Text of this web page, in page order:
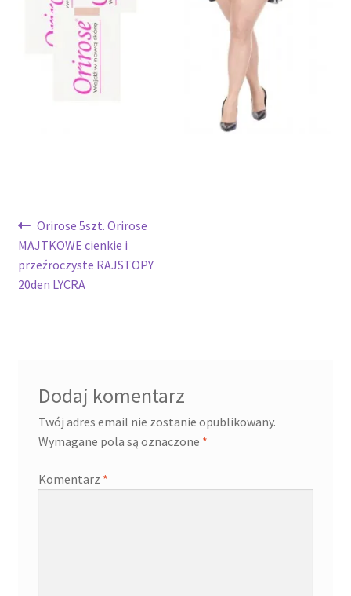
potomne
Nawigacja
wpisu
Poprzedni
wpis:
Orirose 5szt. Orirose
MAJTKOWE cienkie i
przeźroczyste RAJSTOPY
20den LYCRA
Dodaj komentarz
Twój adres email nie zostanie opublikowany.
Wymagane pola są oznaczone *
Komentarz *